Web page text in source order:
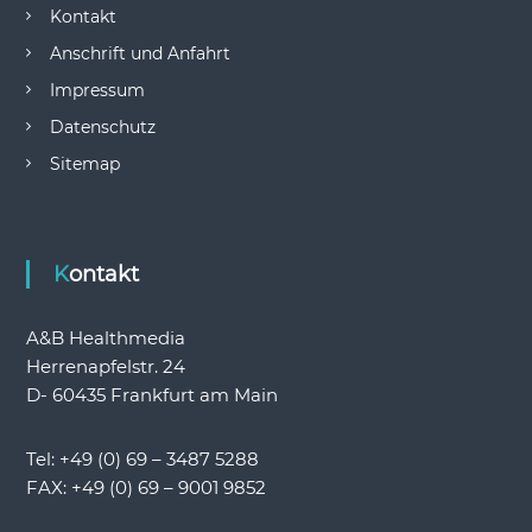
Kontakt
Anschrift und Anfahrt
Impressum
Datenschutz
Sitemap
Kontakt
A&B Healthmedia
Herrenapfelstr. 24
D- 60435 Frankfurt am Main
Tel: +49 (0) 69 – 3487 5288
FAX: +49 (0) 69 – 9001 9852